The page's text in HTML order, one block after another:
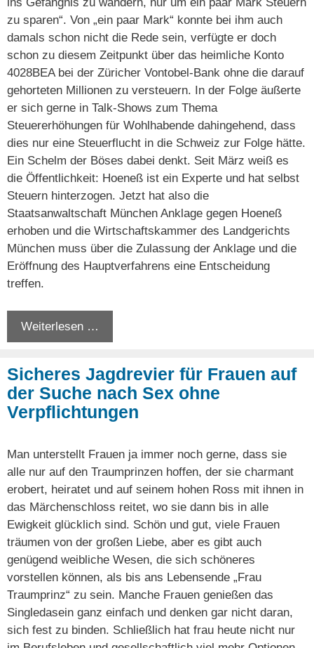
zu sparen“. Von „ein paar Mark“ konnte bei ihm auch
damals schon nicht die Rede sein, verfügte er doch
schon zu diesem Zeitpunkt über das heimliche Konto
4028BEA bei der Züricher Vontobel-Bank ohne die darauf
gehorteten Millionen zu versteuern. In der Folge äußerte
er sich gerne in Talk-Shows zum Thema
Steuererhöhungen für Wohlhabende dahingehend, dass
dies nur eine Steuerflucht in die Schweiz zur Folge hätte.
Ein Schelm der Böses dabei denkt. Seit März weiß es
die Öffentlichkeit: Hoeneß ist ein Experte und hat selbst
Steuern hinterzogen. Jetzt hat also die
Staatsanwaltschaft München Anklage gegen Hoeneß
erhoben und die Wirtschaftskammer des Landgerichts
München muss über die Zulassung der Anklage und die
Eröffnung des Hauptverfahrens eine Entscheidung
treffen.
Weiterlesen …
Sicheres Jagdrevier für Frauen auf
der Suche nach Sex ohne
Verpflichtungen
Man unterstellt Frauen ja immer noch gerne, dass sie
alle nur auf den Traumprinzen hoffen, der sie charmant
erobert, heiratet und auf seinem hohen Ross mit ihnen in
das Märchenschloss reitet, wo sie dann bis in alle
Ewigkeit glücklich sind. Schön und gut, viele Frauen
träumen von der großen Liebe, aber es gibt auch
genügend weibliche Wesen, die sich schöneres
vorstellen können, als bis ans Lebensende „Frau
Traumprinz“ zu sein. Manche Frauen genießen das
Singledasein ganz einfach und denken gar nicht daran,
sich fest zu binden. Schließlich hat frau heute nicht nur